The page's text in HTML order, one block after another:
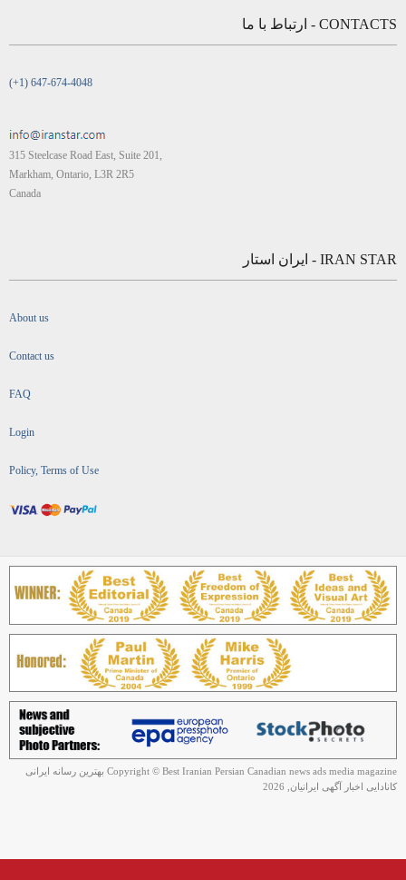
CONTACTS - ارتباط با ما
(+1) 647-674-4048
315 Steelcase Road East, Suite 201,
Markham, Ontario, L3R 2R5
Canada
IRAN STAR - ایران استار
About us
Contact us
FAQ
Login
Policy, Terms of Use
Copyright © Best Iranian Persian Canadian news ads media magazine بهترین رسانه ایرانی
کانادایی اخبار آگهی ایرانیان, 2026